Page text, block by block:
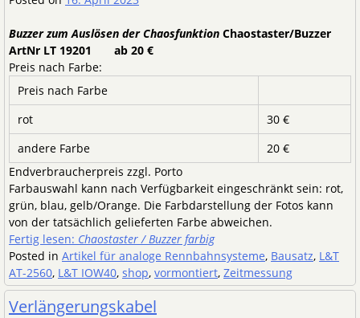
Buzzer zum Auslösen der Chaosfunktion Chaostaster/Buzzer
ArtNr LT 19201 ab 20 €
Preis nach Farbe:
Preis nach Farbe
rot
30 €
andere Farbe
20 €
Endverbraucherpreis zzgl. Porto
Farbauswahl kann nach Verfügbarkeit eingeschränkt sein: rot,
grün, blau, gelb/Orange. Die Farbdarstellung der Fotos kann
von der tatsächlich gelieferten Farbe abweichen.
Fertig lesen: Chaostaster / Buzzer farbig
Posted in Artikel für analoge Rennbahnsysteme, Bausatz, L&T
AT-2560, L&T IOW40, shop, vormontiert, Zeitmessung
Verlängerungskabel